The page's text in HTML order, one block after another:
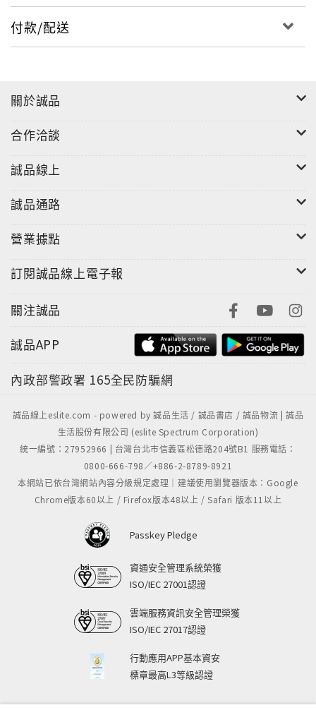
付款/配送
關於誠品
合作洽談
誠品線上
誠品通路
營業據點
訂閱誠品線上電子報
關注誠品
誠品APP
內政部警政署 165全民防騙網
誠品線上eslite.com - powered by 誠品生活 / 誠品書店 / 誠品物流 | 誠品
生活股份有限公司 (eslite Spectrum Corporation)
統一編號：27952966 | 台灣台北市信義區松德路204號B1 服務電話：
0800-666-798／+886-2-8789-8921
本網站已依台灣網站內容分級規定處理｜建議使用瀏覽器版本：Google
Chrome版本60以上 / Firefox版本48以上 / Safari 版本11以上
Passkey Pledge
資通安全管理系統榮獲
ISO/IEC 27001認證
雲端服務資訊安全管理榮獲
ISO/IEC 27017認證
行動應用APP基本資安
標章最高L3等級認證